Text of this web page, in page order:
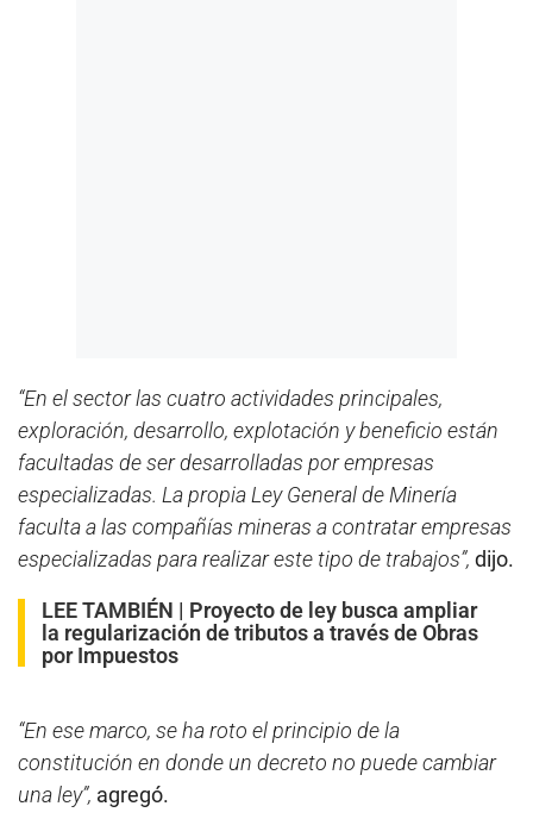
“En el sector las cuatro actividades principales,
exploración, desarrollo, explotación y beneficio están
facultadas de ser desarrolladas por empresas
especializadas. La propia Ley General de Minería
faculta a las compañías mineras a contratar empresas
especializadas para realizar este tipo de trabajos”, dijo.
LEE TAMBIÉN | Proyecto de ley busca ampliar
la regularización de tributos a través de Obras
por Impuestos
“En ese marco, se ha roto el principio de la
constitución en donde un decreto no puede cambiar
una ley”, agregó.